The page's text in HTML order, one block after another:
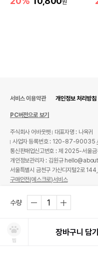
원
수량
찜
장바구니 담기
서비스 이용약관 개인정보 처리방침
PC버전으로 보기
주식회사 어바웃펫
대표자명 : 나옥귀
사업자 등록번호 : 120-87-90035
통신판매업신고번호 : 제 2025-서울
개인정보관리자 : 김원규
서울특별시 금천구 가산디지털2로
구매안전(에스크로)서비스